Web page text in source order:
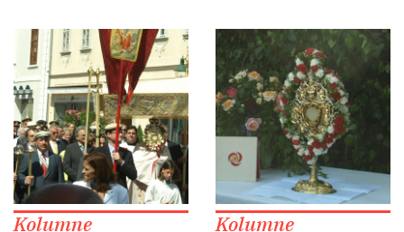
Kolumne
Kolumne